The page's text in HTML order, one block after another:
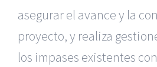
asegurar el avance y la
proyecto, y realiza
los impases existentes